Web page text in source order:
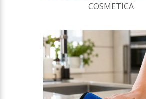
COSMETICA